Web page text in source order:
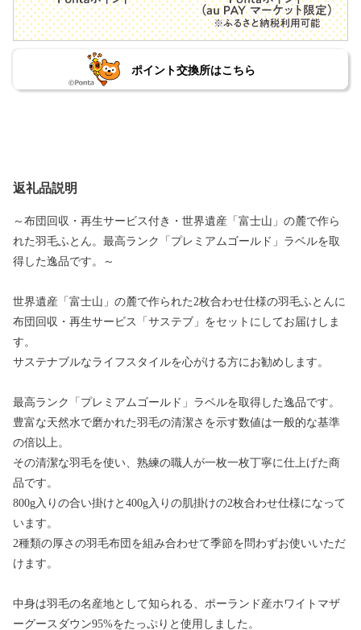
ポイント交換所はこちら
返礼品説明
～布団回収・再生サービス付き・世界遺産「富士山」の麓で作ら
れた羽毛ふとん。最高ランク「プレミアムゴールド」ラベルを取
得した逸品です。～
世界遺産「富士山」の麓で作られた2枚合わせ仕様の羽毛ふとんに
布団回収・再生サービス「サステブ」をセットにしてお届けしま
す。
サステナブルなライフスタイルを心がける方にお勧めします。
最高ランク「プレミアムゴールド」ラベルを取得した逸品です。
豊富な天然水で磨かれた羽毛の清潔さを示す数値は一般的な基準
の倍以上。
その清潔な羽毛を使い、熟練の職人が一枚一枚丁寧に仕上げた商
品です。
800g入りの合い掛けと400g入りの肌掛けの2枚合わせ仕様になって
います。
2種類の厚さの羽毛布団を組み合わせて季節を問わずお使いいただ
けます。
中身は羽毛の名産地として知られる、ポーランド産ホワイトマザ
ーグースダウン95%をたっぷりと使用しました。